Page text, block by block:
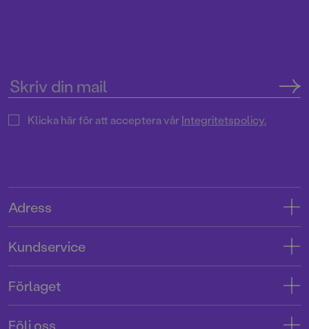
Klicka här för att acceptera vårIntegritetspolicy.
Adress
Tryckerigatan 4
103 12 Stockholm
Kundservice
Användarvillkor intressenter
Förlaget
Följ oss